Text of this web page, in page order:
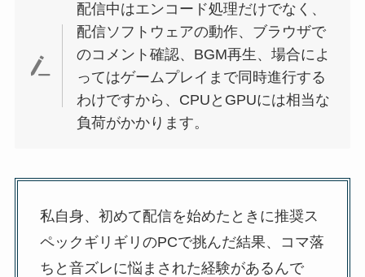
配信中はエンコード処理だけでなく、
配信ソフトウェアの動作、ブラウザで
のコメント確認、BGM再生、場合によ
ってはゲームプレイまで同時進行する
わけですから、CPUとGPUには相当な
負荷がかかります。
私自身、初めて配信を始めたときに推奨ス
ペックギリギリのPCで挑んだ結果、コマ落
ちと音ズレに悩まされた経験があるんで